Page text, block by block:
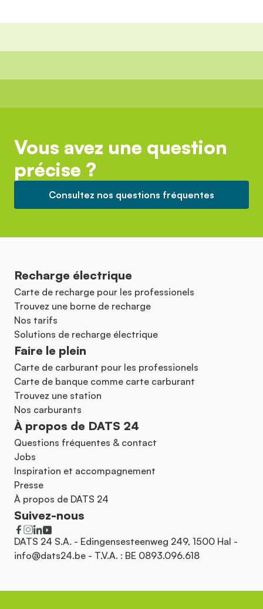
Vous avez une question
précise ?
Consultez nos questions fréquentes
Recharge électrique
Carte de recharge pour les professionels
Trouvez une borne de recharge
Nos tarifs
Solutions de recharge électrique
Faire le plein
Carte de carburant pour les professionels
Carte de banque comme carte carburant
Trouvez une station
Nos carburants
À propos de DATS 24
Questions fréquentes & contact
Jobs
Inspiration et accompagnement
Presse
À propos de DATS 24
Suivez-nous
DATS 24 S.A. - Edingensesteenweg 249, 1500 Hal -
info@dats24.be - T.V.A. : BE 0893.096.618